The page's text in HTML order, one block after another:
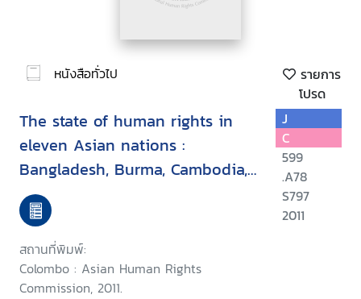
หนังสือทั่วไป
รายการ
โปรด
The state of human rights in
eleven Asian nations :
Bangladesh, Burma, Cambodia,
India, Indonesia, Nepal,
Pakistan, Philippines, South
Korea, Sri Lanka, Thailand
สถานที่พิมพ์:
Colombo : Asian Human Rights
Commission, 2011.
J
C
599
.A78
S797
2011